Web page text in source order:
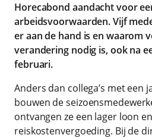
Horecabond aandacht voor
arbeidsvoorwaarden. Vijf
er aan de hand is en waarom
verandering nodig is, ook na
februari.
Anders dan collega’s met een
bouwen de
ontvangen ze een lager loon
reiskostenvergoeding. Bij de